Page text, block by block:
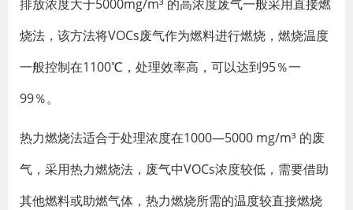
排放浓度大于5000mg/m³ 的高浓度废气一般采用直接燃
烧法，该方法将VOCs废气作为燃料进行燃烧，燃烧温度
一般控制在1100℃，处理效率高，可以达到95％一
99％。
热力燃烧法适合于处理浓度在1000—5000 mg/m³ 的废
气，采用热力燃烧法，废气中VOCs浓度较低，需要借助
其他燃料或助燃气体，热力燃烧所需的温度较直接燃烧